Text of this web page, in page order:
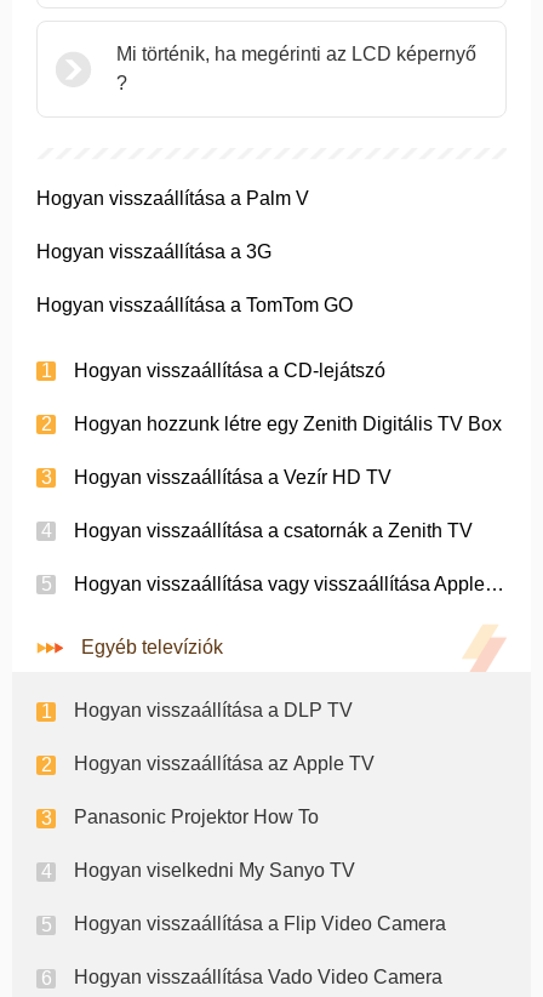
Mi történik, ha megérinti az LCD képernyő
?
Hogyan visszaállítása a Palm V
Hogyan visszaállítása a 3G
Hogyan visszaállítása a TomTom GO
Hogyan visszaállítása a CD-lejátszó
Hogyan hozzunk létre egy Zenith Digitális TV Box
Hogyan visszaállítása a Vezír HD TV
Hogyan visszaállítása a csatornák a Zenith TV
Hogyan visszaállítása vagy visszaállítása Apple TV
Egyéb televíziók
Hogyan visszaállítása a DLP TV
Hogyan visszaállítása az Apple TV
Panasonic Projektor How To
Hogyan viselkedni My Sanyo TV
Hogyan visszaállítása a Flip Video Camera
Hogyan visszaállítása Vado Video Camera